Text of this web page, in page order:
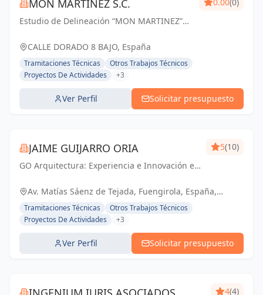
MON MARTINEZ S.C.
Estudio de Delineación “MON MARTINEZ”
de 25 años de experiencia. Entendemos
nuestro trabajo, como parte importante de
un trabajo...
CALLE DORADO 8 BAJO, España
Tramitaciones Técnicas
Otros Trabajos Técnicos
Proyectos De Actividades
+3
Ver Perfil Solicitar presupuesto
JAIME GUIJARRO ORIA
GO Arquitectura: Experiencia e Innovación en
urbanísticas. Con Seriedad, Confianza,
Rapidez y Economía como pilares, ofrecemos
soluciones...
5(10)
Av. Matías Sáenz de Tejada, Fuengirola, España,
España
Tramitaciones Técnicas
Otros Trabajos Técnicos
Proyectos De Actividades
+3
Ver Perfil Solicitar presupuesto
4(4)